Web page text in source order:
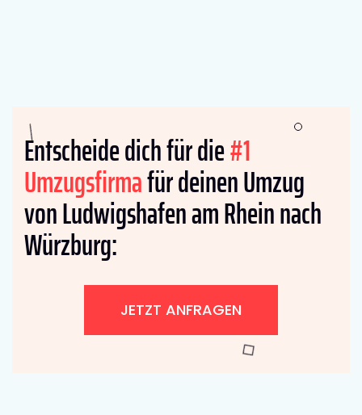
Entscheide dich für die#1
Umzugsfirmafür deinen Umzug
von Ludwigshafen am Rhein nach
Würzburg:
JETZT ANFRAGEN